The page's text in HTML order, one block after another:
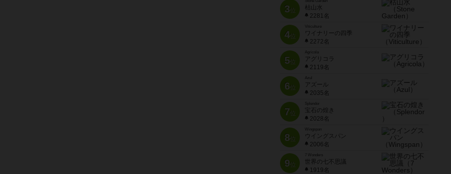
3位
枯山水
2281名
4位
Viticulture
ワイナリーの四季
2272名
5位
Agricola
アグリコラ
2119名
6位
Azul
アズール
2035名
7位
宝石の煌き
2028名
8位
Wingspan
ウイングスパン
2006名
9位
7 Wonders
世界の七不思議
1919名